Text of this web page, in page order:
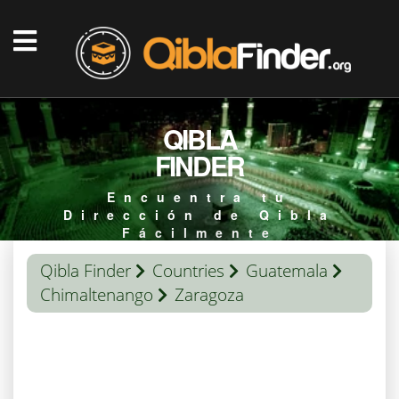
QIBLA
FINDER
Encuentra tu
Dirección de Qibla
Fácilmente
Qibla Finder Countries
Guatemala
Chimaltenango
Zaragoza